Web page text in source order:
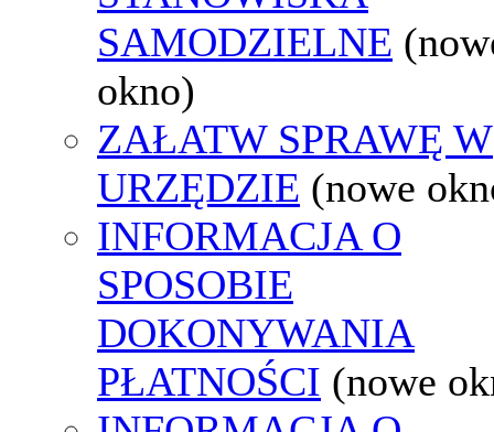
SAMODZIELNE
okno)
ZAŁATW SPRAWĘ W
URZĘDZIE (nowe
INFORMACJA O
SPOSOBIE
DOKONYWANIA
PŁATNOŚCI (nowe